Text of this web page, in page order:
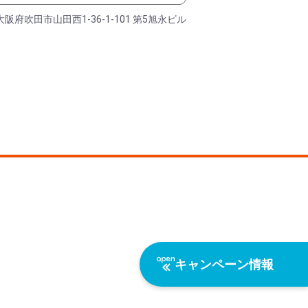
キャンペーン情報
阪府吹田市山田西1-36-1-101 第5旭永ビル